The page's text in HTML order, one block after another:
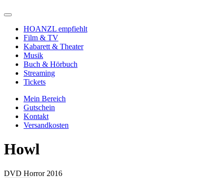
HOANZL empfiehlt
Film & TV
Kabarett & Theater
Musik
Buch & Hörbuch
Streaming
Tickets
Mein Bereich
Gutschein
Kontakt
Versandkosten
Howl
DVD Horror 2016